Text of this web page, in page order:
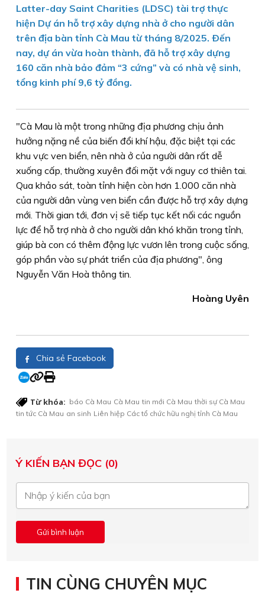
Latter-day Saint Charities (LDSC) tài trợ thực
hiện Dự án hỗ trợ xây dựng nhà ở cho người dân
trên địa bàn tỉnh Cà Mau từ tháng 8/2025. Ðến
nay, dự án vừa hoàn thành, đã hỗ trợ xây dựng
160 căn nhà bảo đảm “3 cứng” và có nhà vệ sinh,
tổng kinh phí 9,6 tỷ đồng.
"Cà Mau là một trong những địa phương chịu ảnh
hưởng nặng nề của biến đổi khí hậu, đặc biệt tại các
khu vực ven biển, nên nhà ở của người dân rất dễ
xuống cấp, thường xuyên đối mặt với nguy cơ thiên tai.
Qua khảo sát, toàn tỉnh hiện còn hơn 1.000 căn nhà
của người dân vùng ven biển cần được hỗ trợ xây dựng
mới. Thời gian tới, đơn vị sẽ tiếp tục kết nối các nguồn
lực để hỗ trợ nhà ở cho người dân khó khăn trong tỉnh,
giúp bà con có thêm động lực vươn lên trong cuộc sống,
góp phần vào sự phát triển của địa phương", ông
Nguyễn Văn Hoà thông tin.
Hoàng Uyên
Chia sẻ Facebook
Từ khóa: báo Cà Mau Cà Mau tin mới Cà Mau thời sự Cà Mau
tin tức Cà Mau an sinh Liên hiệp Các tổ chức hữu nghị tỉnh Cà Mau
Ý KIẾN BẠN ĐỌC (0)
TIN CÙNG CHUYÊN MỤC